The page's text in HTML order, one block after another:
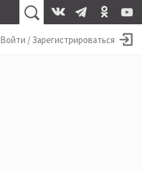
Войти / Зарегистрироваться